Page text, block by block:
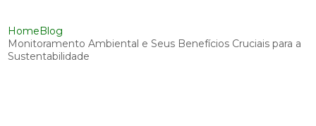
HomeBlog
Monitoramento Ambiental e Seus Benefícios Cruciais para a
Sustentabilidade